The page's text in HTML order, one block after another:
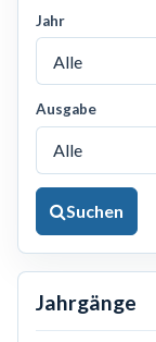
Jahr
Ausgabe
Suchen
Jahrgänge